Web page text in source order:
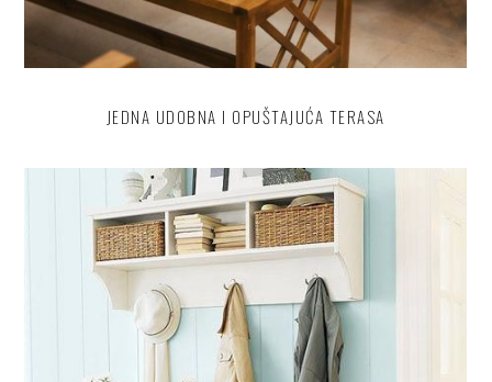
JEDNA UDOBNA I OPUŠTAJUĆA TERASA